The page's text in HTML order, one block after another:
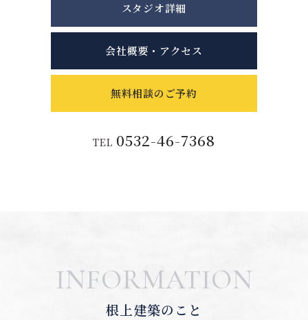
スタジオ詳細
会社概要・アクセス
無料相談のご予約
TEL 0532-46-7368
INFORMATION
根上建築のこと